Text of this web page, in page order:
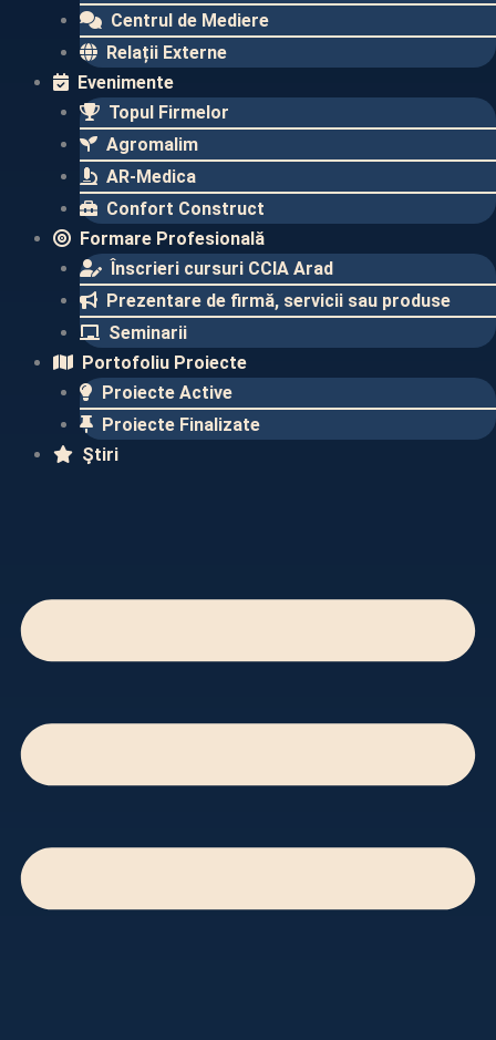
Centrul de Mediere
Relații Externe
Evenimente​
Topul Firmelor​
Agromalim
AR-Medica
Confort Construct
Formare Profesională
Înscrieri cursuri CCIA Arad
Prezentare de firmă, servicii sau produse
Seminarii
Portofoliu Proiecte
Proiecte Active
Proiecte Finalizate​
Ştiri